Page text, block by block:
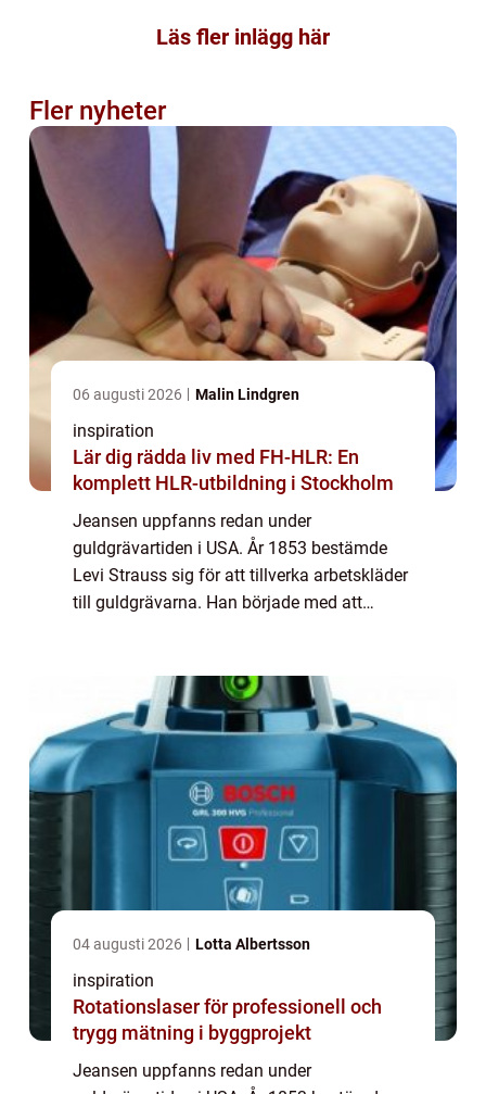
Läs fler inlägg här
Fler nyheter
06 augusti 2026 Malin Lindgren
inspiration
Lär dig rädda liv med FH-HLR: En
komplett HLR-utbildning i Stockholm
Jeansen uppfanns redan under
guldgrävartiden i USA. År 1853 bestämde
Levi Strauss sig för att tillverka arbetskläder
till guldgrävarna. Han började med att
04 augusti 2026 Lotta Albertsson
inspiration
Rotationslaser för professionell och
trygg mätning i byggprojekt
Jeansen uppfanns redan under